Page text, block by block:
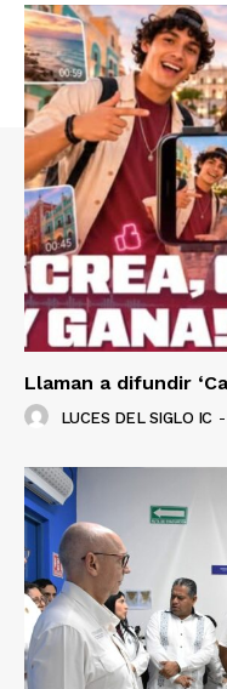
Llaman a difundir
LUCES DEL SIGLO IC -